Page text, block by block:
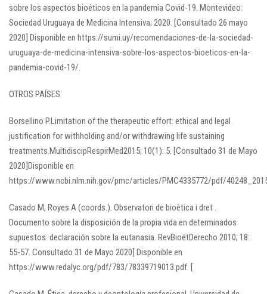
sobre los aspectos bioéticos en la pandemia Covid-19. Montevideo:
Sociedad Uruguaya de Medicina Intensiva; 2020. [Consultado 26 mayo
2020] Disponible en https://sumi.uy/recomendaciones-de-la-sociedad-
uruguaya-de-medicina-intensiva-sobre-los-aspectos-bioeticos-en-la-
pandemia-covid-19/.
OTROS PAÍSES
Borsellino P.Limitation of the therapeutic effort: ethical and legal
justification for withholding and/or withdrawing life sustaining
treatments.MultidiscipRespirMed2015; 10(1): 5. [Consultado 31 de Mayo
2020]Disponible en
https://www.ncbi.nlm.nih.gov/pmc/articles/PMC4335772/pdf/
Casado M, Royes A (coords.). Observatori de bioètica i dret .
Documento sobre la disposición de la propia vida en determinados
supuestos: declaración sobre la eutanasia. RevBioétDerecho 2010; 18:
55-57. Consultado 31 de Mayo 2020] Disponible en
https://www.redalyc.org/pdf/783/78339719013.pdf. [